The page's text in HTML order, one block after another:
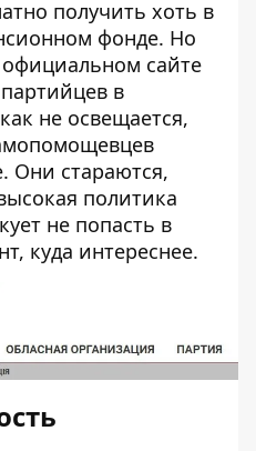
получить хоть в
фонде. Но
официальном сайте
в
не освещается,
Они стараются,
политика
не попасть в
куда интереснее.